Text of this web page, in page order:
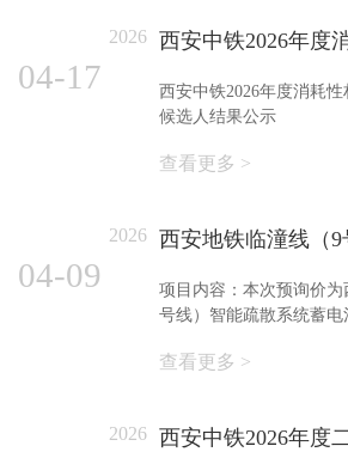
2026
04-17
西安中铁2026年度消耗
候选人结果公示
查看更多 >
2026
04-09
项目内容：本次预询价
号线）智能疏散系统蓄电
查看更多 >
2026